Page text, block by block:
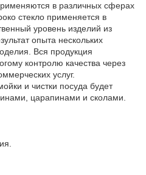
в различных сферах
стекло применяется в
уровень изделий из
опыта нескольких
Вся продукция
контролю качества через
услуг.
и чистки посуда будет
царапинами и сколами.